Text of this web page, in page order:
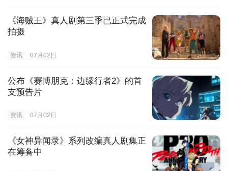
《海贼王》真人剧第三季已正式完成
拍摄
资讯 07月02日
公布《赛博朋克：边缘行者2》的首
支预告片
资讯 07月02日
《女神异闻录》系列改编真人剧集正
在筹备中